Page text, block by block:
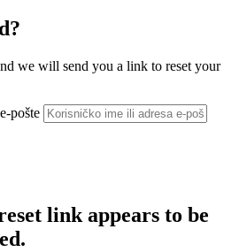
we will send you a link to reset your
pošte
link appears to be